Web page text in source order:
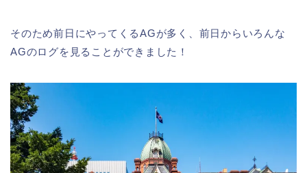
そのため前日にやってくるAGが多く、前日からいろんな
AGのログを見ることができました！